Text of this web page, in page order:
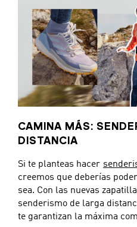
CAMINA MÁS:
DISTANCIA
Si te planteas hacer
creemos que deberías
sea. Con las nuevas
senderismo de larga
te garantizan la máxima